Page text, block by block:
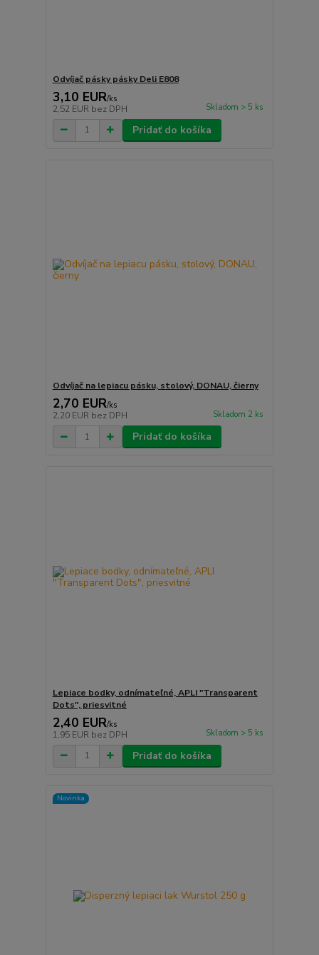
Odvíjač pásky pásky Deli E808
3,10 EUR/ks
2,52 EUR bez DPH Skladom > 5 ks
Pridať do košíka
Odvíjač na lepiacu pásku, stolový, DONAU, čierny
2,70 EUR/ks
2,20 EUR bez DPH Skladom 2 ks
Pridať do košíka
Lepiace bodky, odnímateľné, APLI "Transparent
Dots", priesvitné
2,40 EUR/ks
1,95 EUR bez DPH Skladom > 5 ks
Pridať do košíka
Novinka